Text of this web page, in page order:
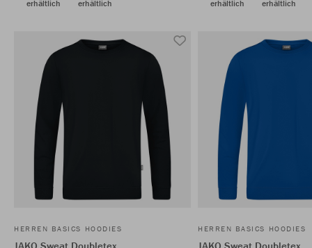
erhältlich
erhältlich
erhältlich
erhältlich
HERREN BASICS HOODIES HERREN BASICS HOODIES